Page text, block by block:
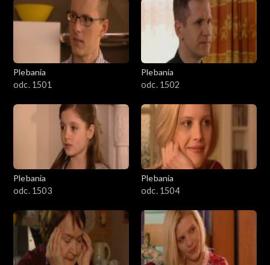
101–200
301–400
601–700
801-900
901-1000
Plebania
odc. 1501
Plebania
odc. 1502
Plebania
odc. 1503
Plebania
odc. 1504